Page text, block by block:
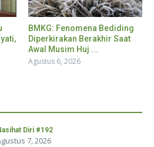
BMKG: Fenomena Bediding
Diperkirakan Berakhir Saat
Awal Musim Huj ...
Agustus 6, 2026
Diri #192
7, 2026